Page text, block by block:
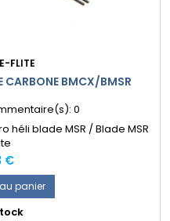
E-FLITE
CARBONE BMCX/BMSR
0
héli blade MSR / Blade MSR
€
panier